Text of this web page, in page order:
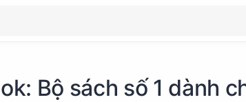
Bộ sách số 1 dành